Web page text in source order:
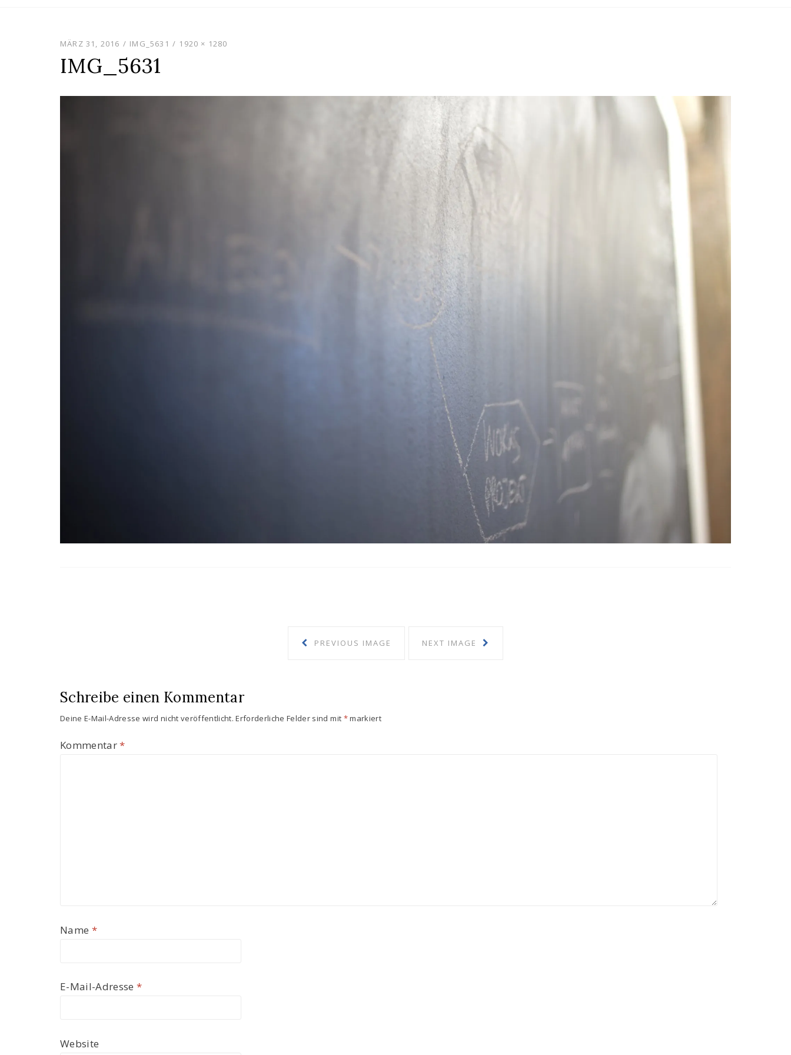
MÄRZ 31, 2016 IMG_5631 1920 × 1280
IMG_5631
PREVIOUS IMAGE NEXT IMAGE
Schreibe einen Kommentar
Deine E-Mail-Adresse wird nicht veröffentlicht. Erforderliche Felder sind mit *markiert
Kommentar*
Name *
E-Mail-Adresse*
Website